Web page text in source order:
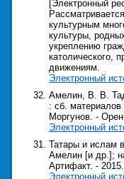
[Электронный
культурным
культуры,
укреплению
католического,
движениям.
Электронный
Амелин, В. В.
: сб.
Моргунов. -
Электронный
Татары и ислам
Амелин [и др.];
Артифакт. -
Электронный